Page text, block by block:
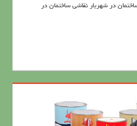
در شهریار نقاشی ساختمان در